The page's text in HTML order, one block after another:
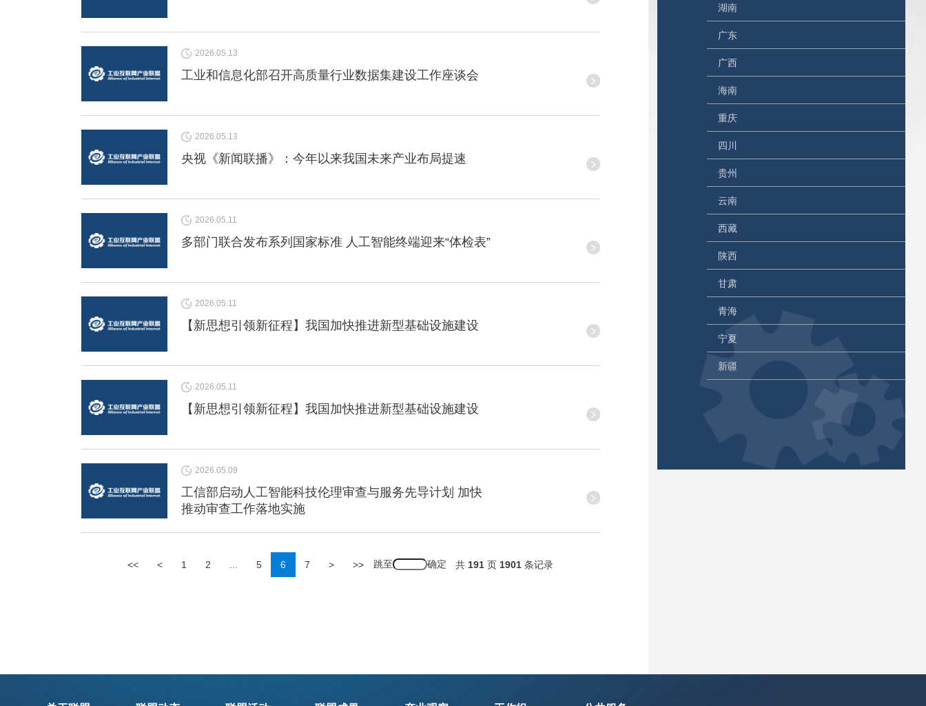
湖南
广东
广西
海南
重庆
四川
贵州
云南
西藏
陕西
甘肃
青海
宁夏
新疆
2026.05.13
工业和信息化部召开高质量行业数据集建设工作座谈会
2026.05.13
央视《新闻联播》：今年以来我国未来产业布局提速
2026.05.11
多部门联合发布系列国家标准 人工智能终端迎来“体检表”
2026.05.11
【新思想引领新征程】我国加快推进新型基础设施建设
2026.05.11
【新思想引领新征程】我国加快推进新型基础设施建设
2026.05.09
工信部启动人工智能科技伦理审查与服务先导计划 加快
推动审查工作落地实施
<< < 1 2 ... 5 6 7 > >> 跳至 共 191页1901 条记录